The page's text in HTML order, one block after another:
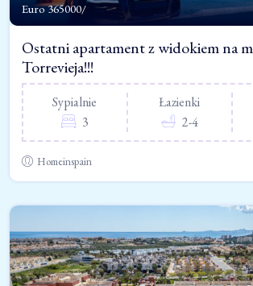
Euro365000/
Ostatni apartament z widokiem na
Torrevieja!!!
Sypialnie
3
Łazienki
2-4
Homeinspain